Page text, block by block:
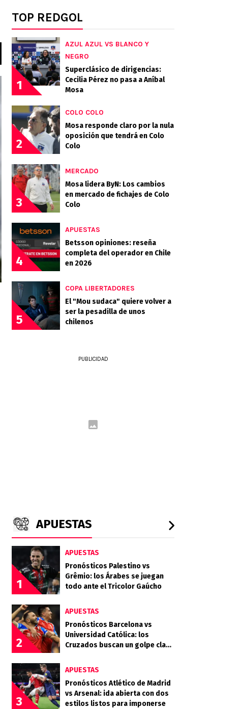
TOP REDGOL
1
AZUL AZUL VS BLANCO Y
NEGRO
Superclásico de dirigencias:
Cecilia Pérez no pasa a Aníbal
Mosa
2
COLO COLO
Mosa responde claro por la nula
oposición que tendrá en Colo
Colo
3
MERCADO
Mosa lidera ByN: Los cambios
en mercado de fichajes de Colo
Colo
4
APUESTAS
Betsson opiniones: reseña
completa del operador en Chile
en 2026
5
COPA LIBERTADORES
El "Mou sudaca" quiere volver a
ser la pesadilla de unos
chilenos
PUBLICIDAD
APUESTAS
1
APUESTAS
Pronósticos Palestino vs
Grêmio: los Árabes se juegan
todo ante el Tricolor Gaúcho
2
APUESTAS
Pronósticos Barcelona vs
Universidad Católica: los
Cruzados buscan un golpe clave
3
APUESTAS
Pronósticos Atlético de Madrid
vs Arsenal: ida abierta con dos
estilos listos para imponerse